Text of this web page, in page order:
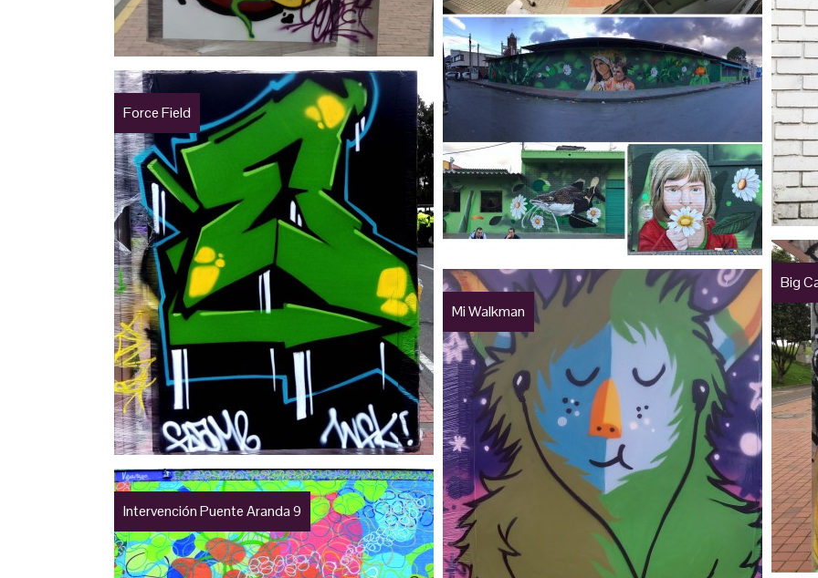
Force Field
Big
Mi Walkman
Intervención Puente Aranda 9